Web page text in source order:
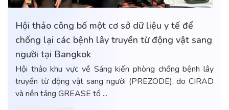
Hội thảo công bố một cơ sở dữ liệu y tế để
chống lại các bệnh lây truyền từ động vật sang
người tại Bangkok
Hội thảo khu vực về Sáng kiến ​​phòng chống bệnh lây
truyền từ động vật sang người (PREZODE), do CIRAD
và nền tảng GREASE tổ ...